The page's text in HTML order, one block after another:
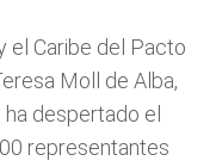
el Caribe del Pacto
Moll de Alba,
despertado el
representantes